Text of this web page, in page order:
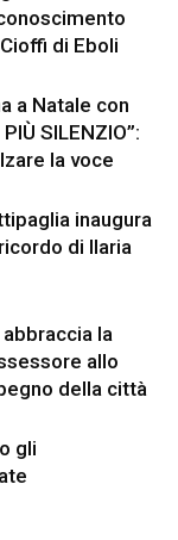
di Eboli
a Natale con
SILENZIO”:
la voce
inaugura
di Ilaria
la
allo
della città
gli